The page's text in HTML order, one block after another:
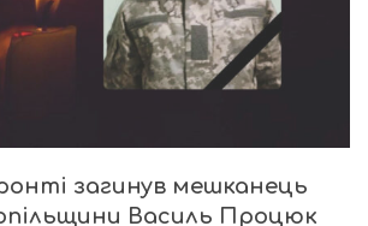
загинув мешканець
Василь Процюк